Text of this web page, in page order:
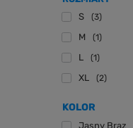
S
3
M 1
L 1
XL 2
KOLOR
Jasny Brąz